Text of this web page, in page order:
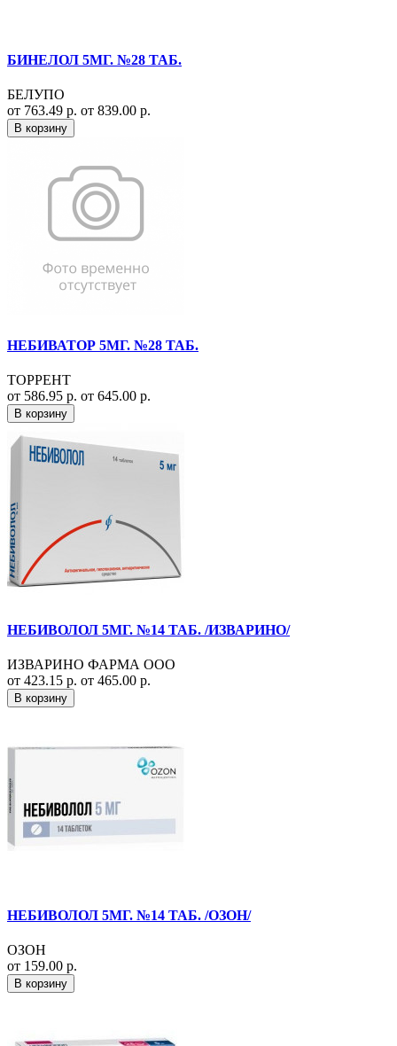
БИНЕЛОЛ 5МГ. №28 ТАБ.
БЕЛУПО
от 763.49 р. от 839.00 р.
В корзину
НЕБИВАТОР 5МГ. №28 ТАБ.
ТОРРЕНТ
от 586.95 р. от 645.00 р.
В корзину
НЕБИВОЛОЛ 5МГ. №14 ТАБ. /ИЗВАРИНО/
ИЗВАРИНО ФАРМА ООО
от 423.15 р. от 465.00 р.
В корзину
НЕБИВОЛОЛ 5МГ. №14 ТАБ. /ОЗОН/
ОЗОН
от 159.00 р.
В корзину